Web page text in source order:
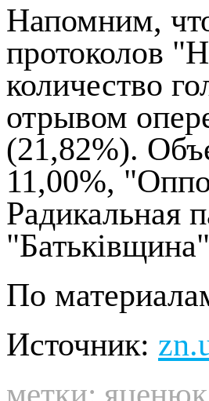
Напомним,
протоколов
количество
отрывом
(21,82%).
11,00%,
Радикальная
По
Источник:
метки: яценюк